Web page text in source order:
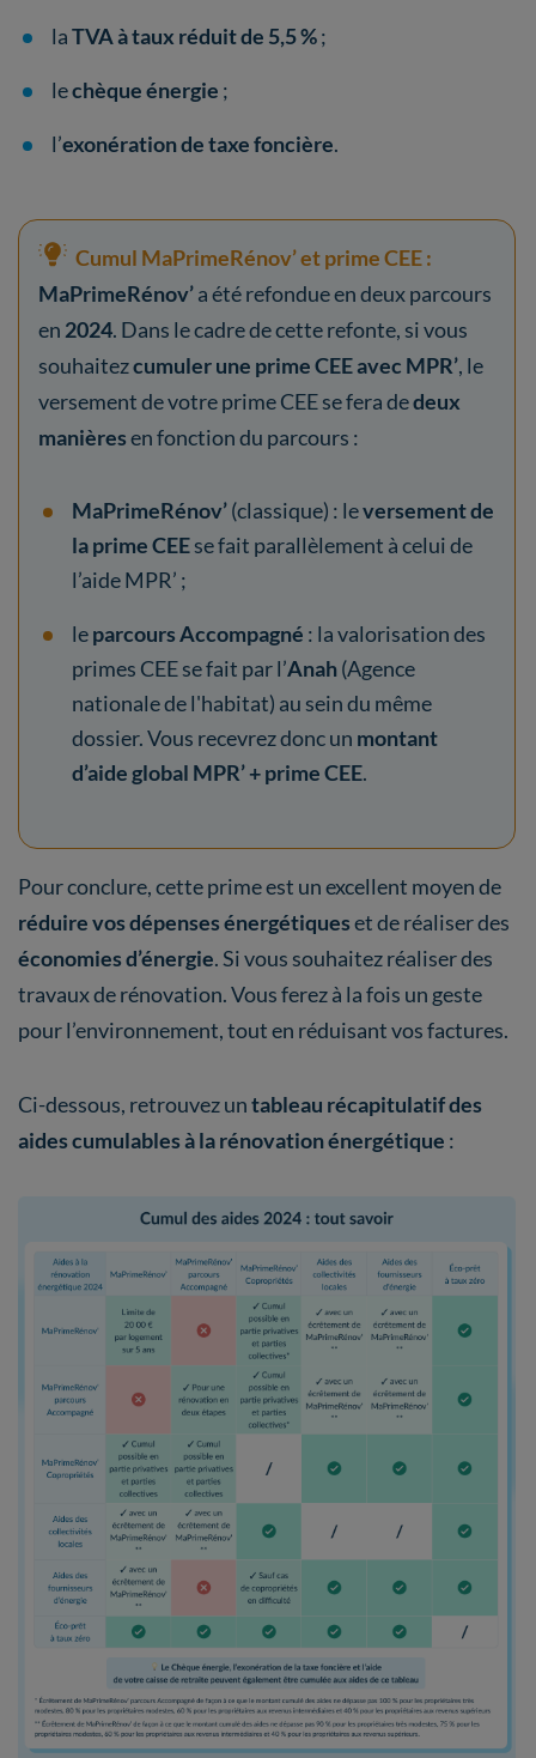
laTVA à taux réduit de 5,5 %;
lechèque énergie ;
l’exonération de taxe foncière.
Cumul MaPrimeRénov’ et prime CEE :
MaPrimeRénov’a été refondue en deux parcours
en 2024. Dans le cadre de cette refonte, si vous
souhaitezcumuler une prime CEE avec MPR’, le
versement de votre prime CEE se fera dedeux
manièresen fonction du parcours :
MaPrimeRénov’(classique) : leversement de
la prime CEEse fait parallèlement à celui de
l’aide MPR’ ;
leparcours Accompagné : la valorisation des
primes CEE se fait par l’Anah(Agence
nationale de l'habitat) au sein du même
dossier. Vous recevrez donc un montant
d’aide global MPR’ + prime CEE.
Pour conclure, cette prime est un excellent moyen de
réduire vos dépenses énergétiqueset de réaliser des
économies d’énergie. Si vous souhaitez réaliser des
travaux de rénovation. Vous ferez à la fois un geste
pour l’environnement, tout en réduisant vos factures.
Ci-dessous, retrouvez untableau récapitulatif des
aides cumulables à la rénovation énergétique :